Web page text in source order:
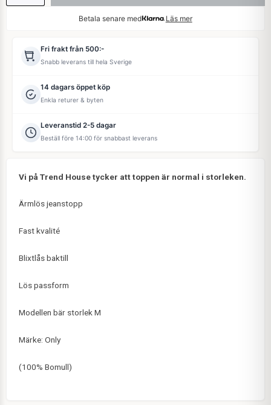
Betala senare med Läs mer
Fri frakt från 500:-
Snabb leverans till hela Sverige
14 dagars öppet köp
Enkla returer & byten
Leveranstid 2-5 dagar
Beställ före 14:00 för snabbast leverans
Vi på Trend House tycker att toppen är normal i storleken.
Ärmlös jeanstopp
Fast kvalité
Blixtlås baktill
Lös passform
Modellen bär storlek M
Märke: Only
(100% Bomull)